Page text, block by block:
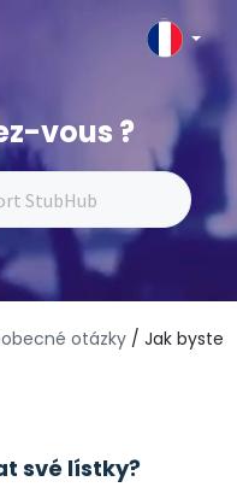
vous ?
otázky / Jak byste
své lístky?